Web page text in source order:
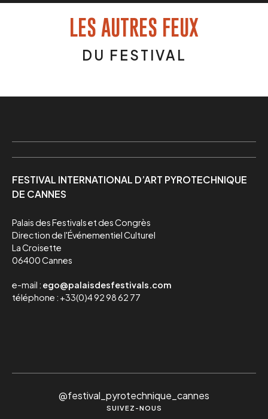
LES AUTRES FEUX
DU FESTIVAL
FESTIVAL INTERNATIONAL D’ART PYROTECHNIQUE
DE CANNES
Palais des Festivals et des Congrès
Direction de l'Événementiel Culturel
La Croisette
06400 Cannes
e-mail : ego@palaisdesfestivals.com
téléphone : +33(0)4 92 98 62 77
@festival_pyrotechnique_cannes
SUIVEZ-NOUS